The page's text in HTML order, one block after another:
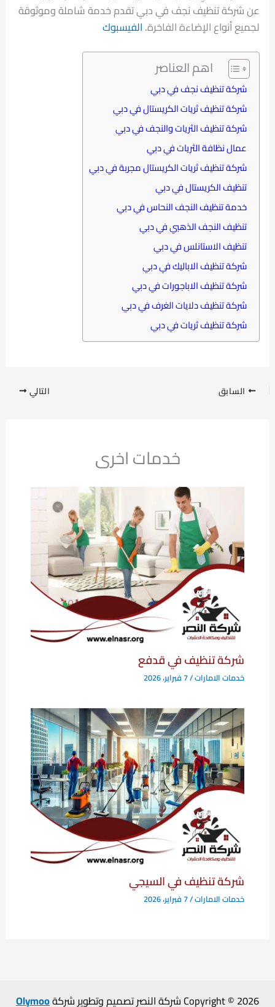
عن شركة تنظيف نجف في دبي تقدم خدمة شاملة وموثوقة
لجميع أنواع الإضاءة الفاخرة. الفيسبوك
اهم العناصر
شركة تنظيف نجف في دبي
شركة تنظيف ثريات الكريستال في دبي
شركة تنظيف الثريات والنجف في دبي
عمال نظافة الثريات في دبي
شركة تنظيف ثريات الكريستال مجربة في دبي
تنظيف الكريستال في دبي
خدمة تنظيف النجف النحاس في دبي
تنظيف النجف الذهبي في دبي
تنظيف الاستانلس في دبي
شركة تنظيف الاباليك في دبي
شركة تنظيف الاباجورات في دبي
شركة تنظيف دلايات الغرف في دبي
شركة تنظيف ثريات في دبي
السابق التالي
خدمات اخرى
شركة تنظيف في قدفع
خدمات الامارات/7 فبراير، 2026
شركة تنظيف في السيجي
خدمات الامارات/7 فبراير، 2026
Copyright © 2026 شركة النصر تصميم وتطوير شركة Olymoo